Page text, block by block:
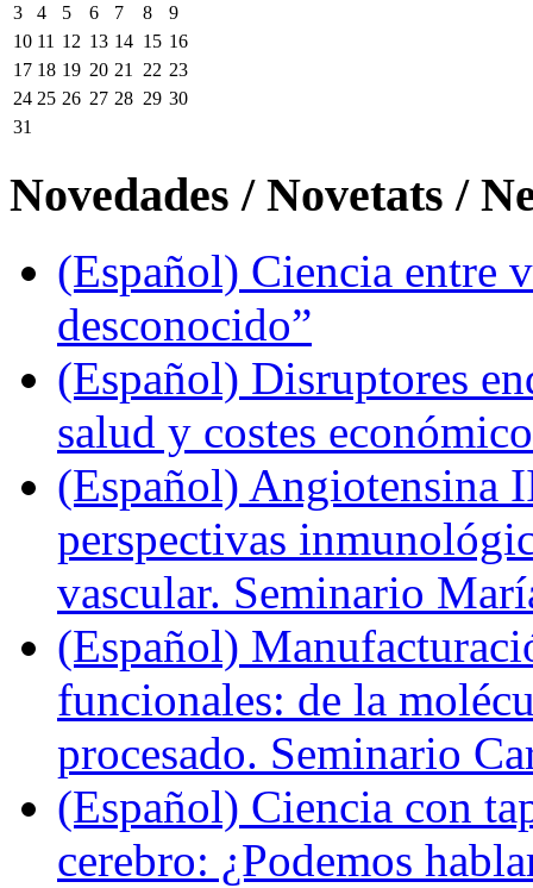
3
4 5 6 7 8
9
10 11 12 13 14 15 16
17 18 19 20 21 22 23
24 25 26 27 28 29 30
31
Novedades / Novetats /
(Español) Ciencia entre
desconocido”
(Español) Disruptores
salud y costes
(Español) Angiotensina
perspectivas
vascular. Seminario
(Español)
funcionales: de la
procesado. Seminario
(Español) Ciencia con
cerebro: ¿Podemos